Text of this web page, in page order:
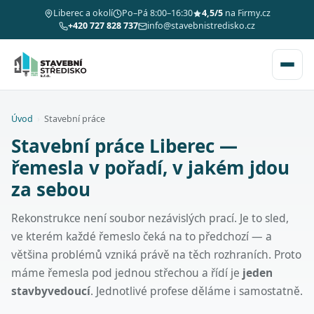
Liberec a okolí Po–Pá 8:00–16:30 4,5/5na Firmy.cz
+420 727 828 737
info@stavebnistredisko.cz
Úvod Stavební práce
Stavební práce Liberec —
řemesla v pořadí, v jakém jdou
za sebou
Rekonstrukce není soubor nezávislých prací. Je to sled,
ve kterém každé řemeslo čeká na to předchozí — a
většina problémů vzniká právě na těch rozhraních. Proto
máme řemesla pod jednou střechou a řídí je jeden
stavbyvedoucí. Jednotlivé profese děláme i samostatně.